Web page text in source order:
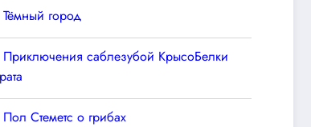
Тёмный город
Приключения саблезубой КрысоБелки
Пол Стеметс о грибах